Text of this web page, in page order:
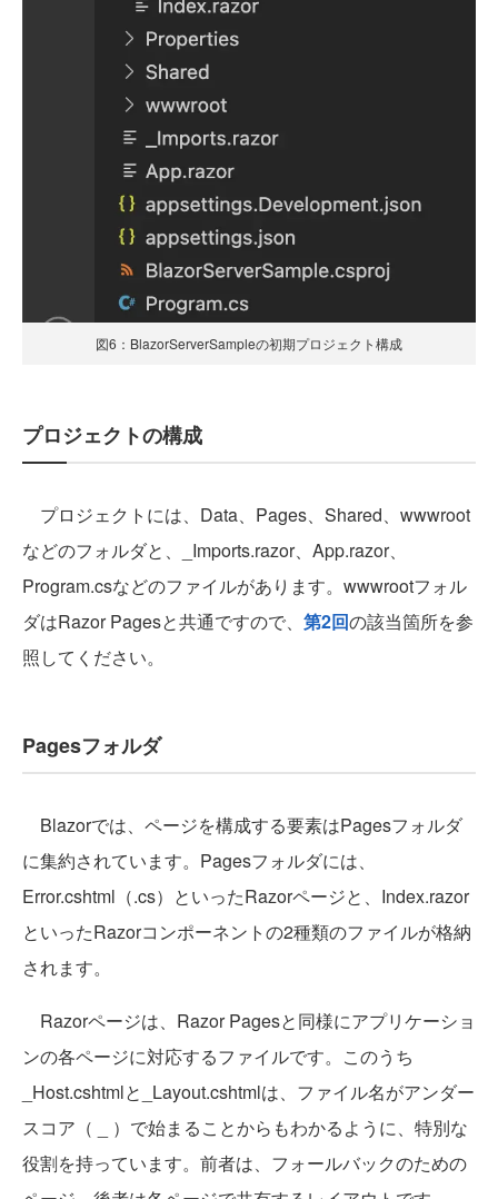
図6：BlazorServerSampleの初期プロジェクト構成
プロジェクトの構成
プロジェクトには、Data、Pages、Shared、wwwroot
などのフォルダと、_Imports.razor、App.razor、
Program.csなどのファイルがあります。wwwrootフォル
ダはRazor Pagesと共通ですので、 第2回の該当箇所を参
照してください。
Pagesフォルダ
Blazorでは、ページを構成する要素はPagesフォルダ
に集約されています。Pagesフォルダには、
Error.cshtml（.cs）といったRazorページと、Index.razor
といったRazorコンポーネントの2種類のファイルが格納
されます。
Razorページは、Razor Pagesと同様にアプリケーショ
ンの各ページに対応するファイルです。このうち
_Host.cshtmlと_Layout.cshtmlは、ファイル名がアンダー
スコア（ _ ）で始まることからもわかるように、特別な
役割を持っています。前者は、フォールバックのための